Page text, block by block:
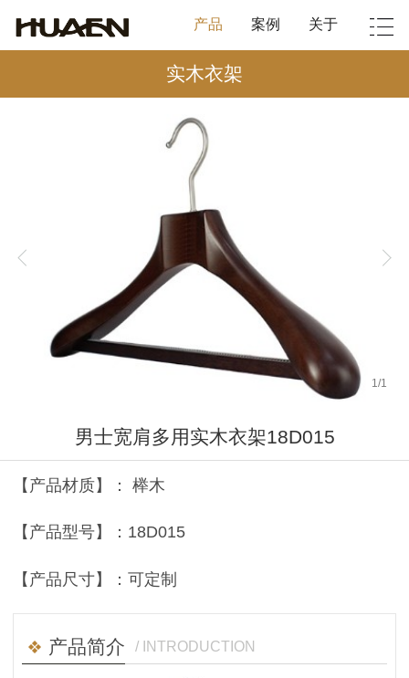
产品 案例 关于
实木衣架
1 /1
男士宽肩多用实木衣架18D015
【产品材质】： 榉木
【产品型号】：18D015
【产品尺寸】：可定制
产品简介 / INTRODUCTION